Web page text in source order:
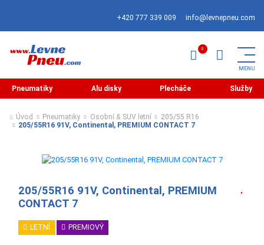
+420 777 339 009 info@levnepneu.com
Pneumatiky Alu disky Plecháče Služby
Úvod Pneumatiky Osobní & SUV letní
205/55 R16
205/55R16 91V, Continental, PREMIUM CONTACT 7
205/55R16 91V, Continental, PREMIUM
CONTACT 7
LETNÍ PREMIOVÝ